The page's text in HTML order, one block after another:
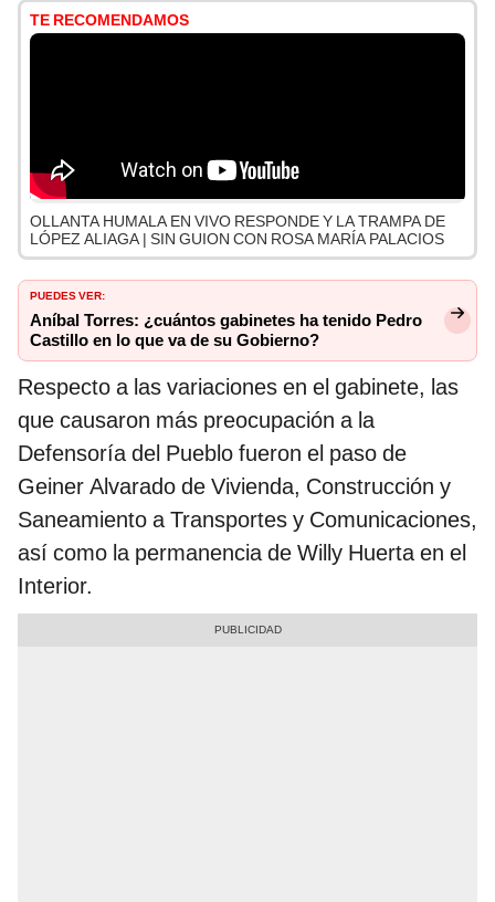
TE RECOMENDAMOS
OLLANTA HUMALA EN VIVO RESPONDE Y LA TRAMPA DE
LÓPEZ ALIAGA | SIN GUION CON ROSA MARÍA PALACIOS
PUEDES VER:
Aníbal Torres: ¿cuántos gabinetes ha tenido Pedro
Castillo en lo que va de su Gobierno?
Respecto a las variaciones en el gabinete, las
que causaron más preocupación a la
Defensoría del Pueblo fueron el paso de
Geiner Alvarado de Vivienda, Construcción y
Saneamiento a Transportes y Comunicaciones,
así como la permanencia de Willy Huerta en el
Interior.